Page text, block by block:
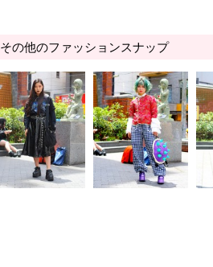
その他のファッションスナップ